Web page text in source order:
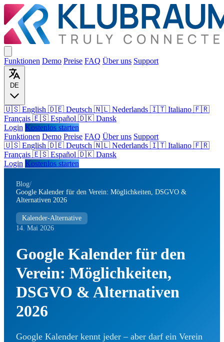
Funktionen Demo Preise FAQ Über uns Support
DE
🇺🇸 English 🇩🇪 Deutsch 🇳🇱 Nederlands 🇮🇹 Italiano 🇫🇷
Français 🇪🇸 Español 🇩🇰 Dansk
Login Kostenlos starten
Funktionen Demo Preise FAQ Über uns Support
🇺🇸 English 🇩🇪 Deutsch 🇳🇱 Nederlands 🇮🇹 Italiano 🇫🇷
Français 🇪🇸 Español 🇩🇰 Dansk
Login Kostenlos starten
Blog/
Google Kalender für den Verein: Möglichkeiten, DSGVO &
Alternativen 2026
Kalender-Alternative
14. Mai 2026
Google Kalender für den
Verein: Möglichkeiten,
DSGVO & Alternativen
2026
Google Kalender kennt jeder – aber darf ein Verein